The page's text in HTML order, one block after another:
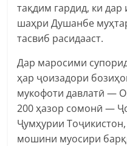
тақдим гардид, ки дар
шаҳри Душанбе
тасвиб расидааст.
Дар маросими
ҳар ҷоизадори
мукофоти давлатӣ —
200 ҳазор сомонӣ —
Ҷумҳурии
мошини муосири